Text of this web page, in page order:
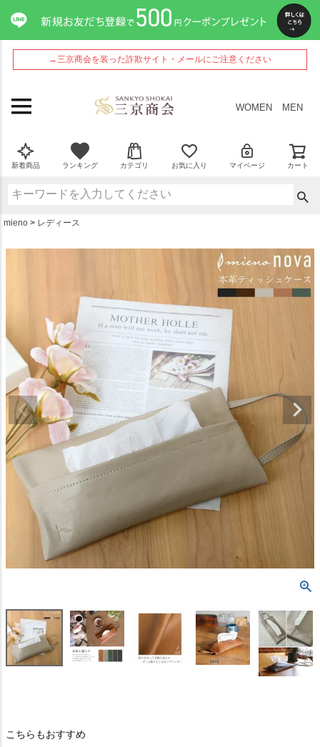
→三京商会を装った詐欺サイト・メールにご注意ください
WOMEN MEN
新着商品 ランキング カテゴリ お気に入り マイページ カート
mieno レディース
こちらもおすすめ
ペー
ジト
ップ
へ